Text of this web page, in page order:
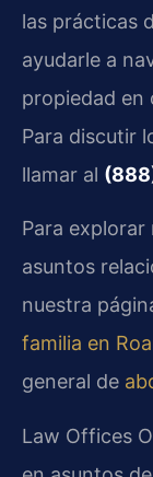
las prácticas
ayudarle a
propiedad en
Para discutir
llamar al
Para explorar
asuntos
nuestra
familia en
general de
Law Offices